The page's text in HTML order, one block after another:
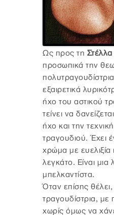
Ως προς τη
προσωπικά την
εξαιρετικά
ήχο του αστικού
τείνει να
ήχο και την
τραγουδιού. Έχει
χρώμα με ευελιξία
λεγκάτο. Είναι μια
μπελκαντίστα.
Όταν επίσης θέλει,
τραγουδίστρια, με
χωρίς όμως να